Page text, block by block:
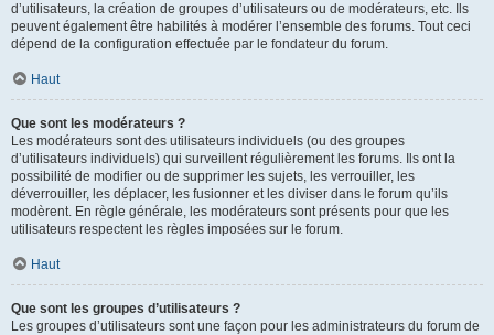
d’utilisateurs, la création de groupes d’utilisateurs ou de modérateurs, etc. Ils
peuvent également être habilités à modérer l’ensemble des forums. Tout ceci
dépend de la configuration effectuée par le fondateur du forum.
Haut
Que sont les modérateurs ?
Les modérateurs sont des utilisateurs individuels (ou des groupes
d’utilisateurs individuels) qui surveillent régulièrement les forums. Ils ont la
possibilité de modifier ou de supprimer les sujets, les verrouiller, les
déverrouiller, les déplacer, les fusionner et les diviser dans le forum qu’ils
modèrent. En règle générale, les modérateurs sont présents pour que les
utilisateurs respectent les règles imposées sur le forum.
Haut
Que sont les groupes d’utilisateurs ?
Les groupes d’utilisateurs sont une façon pour les administrateurs du forum de